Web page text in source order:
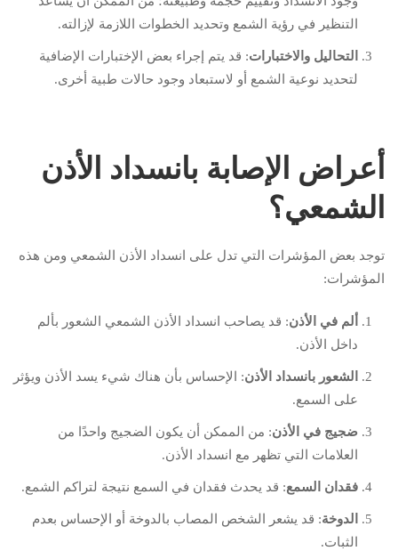
التنظير في رؤية الشمع وتحديد الخطوات اللازمة لإزالته.
التحاليل والاختبارات: قد يتم إجراء بعض الإختبارات الإضافية
لتحديد نوعية الشمع أو لاستبعاد وجود حالات طبية أخرى.
أعراض الإصابة بانسداد الأذن
الشمعي؟
توجد بعض المؤشرات التي تدل على انسداد الأذن الشمعي ومن هذه
المؤشرات:
ألم في الأذن: قد يصاحب انسداد الأذن الشمعي الشعور بألم
داخل الأذن.
الشعور بانسداد الأذن: الإحساس بأن هناك شيء يسد الأذن ويؤثر
على السمع.
ضجيج في الأذن: من الممكن أن يكون الضجيج واحدًا من
العلامات التي تظهر مع انسداد الأذن.
فقدان السمع: قد يحدث فقدان في السمع نتيجة لتراكم الشمع.
الدوخة: قد يشعر الشخص المصاب بالدوخة أو الإحساس بعدم
الثبات.